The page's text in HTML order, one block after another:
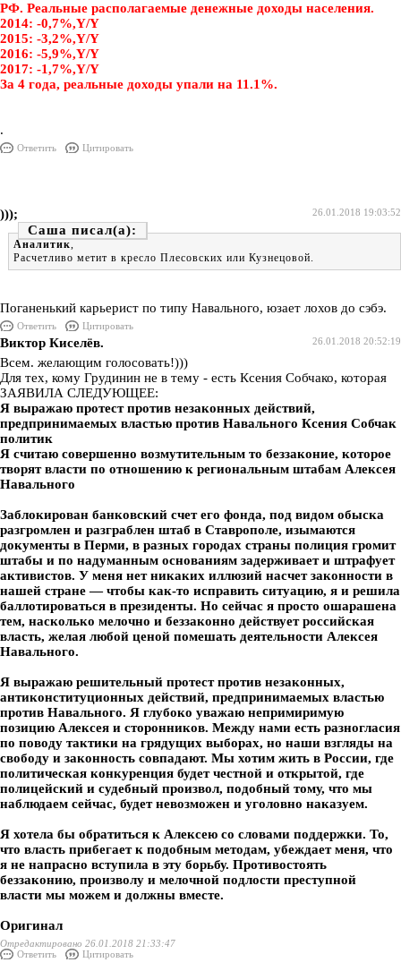
РФ. Реальные располагаемые денежные доходы населения.
2014: -0,7%,Y/Y
2015: -3,2%,Y/Y
2016: -5,9%,Y/Y
2017: -1,7%,Y/Y
За 4 года, реальные доходы упали на 11.1%.
.
Ответить Цитировать
26.01.2018 19:03:52
)));
Саша
Аналитик,
Расчетливо метит в кресло Плесовских или Кузнецовой.
Поганенький карьерист по типу Навального, юзает лохов до сэбэ.
Ответить
Цитировать
26.01.2018 20:52:19
Виктор Киселёв.
Всем. желающим голосовать!)))
Для тех, кому Грудинин не в тему - есть Ксения Собчако, которая
ЗАЯВИЛА СЛЕДУЮЩЕЕ:
Я выражаю протест против незаконных действий,
предпринимаемых властью против Навального Ксения Собчак
политик
Я считаю совершенно возмутительным то беззаконие, которое
творят власти по отношению к региональным штабам Алексея
Навального
Заблокирован банковский счет его фонда, под видом обыска
разгромлен и разграблен штаб в Ставрополе, изымаются
документы в Перми, в разных городах страны полиция громит
штабы и по надуманным основаниям задерживает и штрафует
активистов. У меня нет никаких иллюзий насчет законности в
нашей стране — чтобы как-то исправить ситуацию, я и решила
баллотироваться в президенты. Но сейчас я просто ошарашена
тем, насколько мелочно и беззаконно действует российская
власть, желая любой ценой помешать деятельности Алексея
Навального.
Я выражаю решительный протест против незаконных,
антиконституционных действий, предпринимаемых властью
против Навального. Я глубоко уважаю непримиримую
позицию Алексея и сторонников. Между нами есть разногласия
по поводу тактики на грядущих выборах, но наши взгляды на
свободу и законность совпадают. Мы хотим жить в России, где
политическая конкуренция будет честной и открытой, где
полицейский и судебный произвол, подобный тому, что мы
наблюдаем сейчас, будет невозможен и уголовно наказуем.
Я хотела бы обратиться к Алексею со словами поддержки. То,
что власть прибегает к подобным методам, убеждает меня, что
я не напрасно вступила в эту борьбу. Противостоять
беззаконию, произволу и мелочной подлости преступной
власти мы можем и должны вместе.
Оригинал
Отредактировано 26.01.2018 21:33:47
Ответить
Цитировать